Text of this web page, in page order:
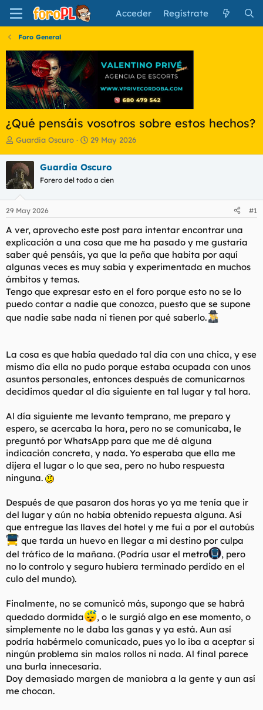
Acceder Regístrate
Foro General
¿Qué pensáis vosotros sobre estos hechos?
I
i
c
i
a
d
o
d
e
t
e
a
Guardia Oscuro
F
h
a
e
i
c
i
o
29 May 2026
Guardia Oscuro
Forero del todo a cien
29 May 2026 #1
A ver, aprovecho este post para intentar encontrar una
explicación a una cosa que me ha pasado y me gustaría
saber qué pensáis, ya que la peña que habita por aquí
algunas veces es muy sabia y experimentada en muchos
ámbitos y temas.
Tengo que expresar esto en el foro porque esto no se lo
puedo contar a nadie que conozca, puesto que se supone
que nadie sabe nada ni tienen por qué saberlo.
La cosa es que había quedado tal día con una chica, y ese
mismo día ella no pudo porque estaba ocupada con unos
asuntos personales, entonces después de comunicarnos
decidimos quedar al día siguiente en tal lugar y tal hora.
Al día siguiente me levanto temprano, me preparo y
espero, se acercaba la hora, pero no se comunicaba, le
preguntó por WhatsApp para que me dé alguna
indicación concreta, y nada. Yo esperaba que ella me
dijera el lugar o lo que sea, pero no hubo respuesta
ninguna.
Después de que pasaron dos horas yo ya me tenía que ir
del lugar y aún no había obtenido repuesta alguna. Así
que entregue las llaves del hotel y me fui a por el autobús
que tarda un huevo en llegar a mi destino por culpa
del tráfico de la mañana. (Podría usar el metro
, pero
no lo controlo y seguro hubiera terminado perdido en el
culo del mundo).
Finalmente, no se comunicó más, supongo que se habrá
quedado dormida
, o le surgió algo en ese momento, o
simplemente no le daba las ganas y ya está. Aun así
podría habérmelo comunicado, pues yo lo iba a aceptar si
ningún problema sin malos rollos ni nada. Al final parece
una burla innecesaria.
Doy demasiado margen de maniobra a la gente y aun así
me chocan.